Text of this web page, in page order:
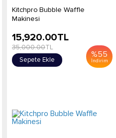
Kitchpro Bubble Waffle
Makinesi
%55
İndirim
15,920.00TL
35,000.00TL
Sepete Ekle